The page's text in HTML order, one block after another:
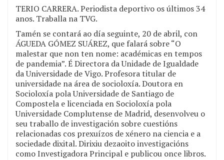
TERIO CARRERA. Periodista deportivo os últimos 34
anos. Traballa na TVG.
Tamén se contará ao día seguinte, 20 de abril, con
ÁGUEDA GÓMEZ SUÁREZ, que falará sobre “O
malestar que non ten nome: académicas en tempos
de pandemia”. É Directora da Unidade de Igualdade
da Universidade de Vigo. Profesora titular de
universidade na área de socioloxía. Doutora en
Socioloxía pola Universidade de Santiago de
Compostela e licenciada en Socioloxía pola
Universidade Complutense de Madrid, desenvolveu o
seu traballo de investigación sobre cuestións
relacionadas cos prexuízos de xénero na ciencia e a
sociedade dixital. Dirixiu dezaoito investigacións
como Investigadora Principal e publicou once libros.